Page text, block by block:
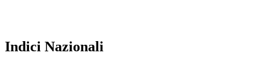
Indici Nazionali